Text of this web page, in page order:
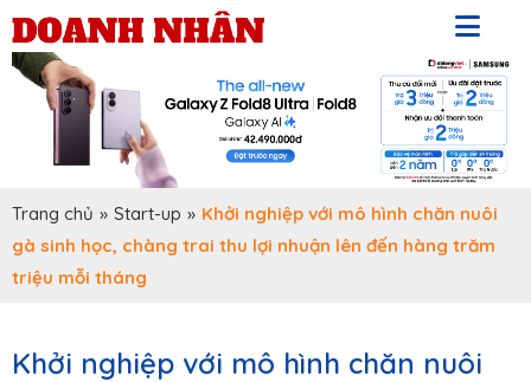
Trang chủ » Start-up » Khởi nghiệp với mô hình chăn nuôi
gà sinh học, chàng trai thu lợi nhuận lên đến hàng trăm
triệu mỗi tháng
Khởi nghiệp với mô hình chăn nuôi